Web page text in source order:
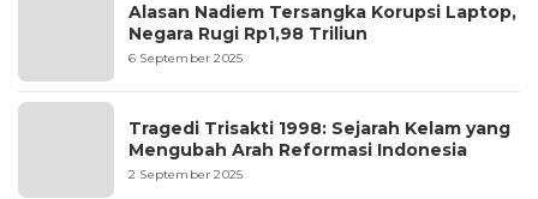
Alasan Nadiem Tersangka Korupsi Laptop,
Negara Rugi Rp1,98 Triliun
6 September 2025
Tragedi Trisakti 1998: Sejarah Kelam yang
Mengubah Arah Reformasi Indonesia
2 September 2025